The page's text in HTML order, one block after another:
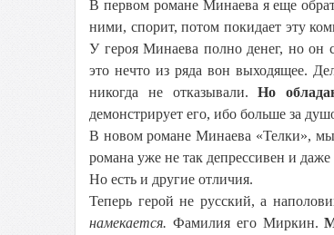
В первом романе Минаева я еще
ними, спорит, потом покидает эту
У героя Минаева полно денег, но он
это нечто из ряда вон выходящее.
никогда не отказывали.Но
демонстрирует его, ибо больше за
В новом романе Минаева «Телки», мы
романа уже не так депрессивен и
Но есть и другие отличия.
Теперь герой не русский, а
намекается. Фамилия его Миркин.